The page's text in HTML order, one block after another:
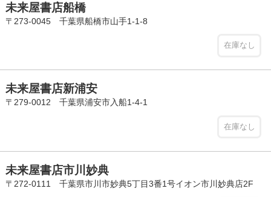
未来屋書店船橋
〒273-0045 千葉県船橋市山手1-1-8
在庫なし
未来屋書店新浦安
〒279-0012 千葉県浦安市入船1-4-1
在庫なし
未来屋書店市川妙典
〒272-0111 千葉県市川市妙典5丁目3番1号イオン市川妙典店2F